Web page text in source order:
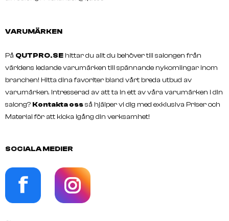
VARUMÄRKEN
På QUTPRO.SE hittar du allt du behöver till salongen från
världens ledande varumärken till spännande nykomlingar inom
branchen! Hitta dina favoriter bland vårt breda utbud av
varumärken. Intresserad av att ta in ett av våra varumärken i din
salong? Kontakta ossså hjälper vi dig med exklusiva Priser och
Material för att kicka igång din verksamhet!
SOCIALA MEDIER